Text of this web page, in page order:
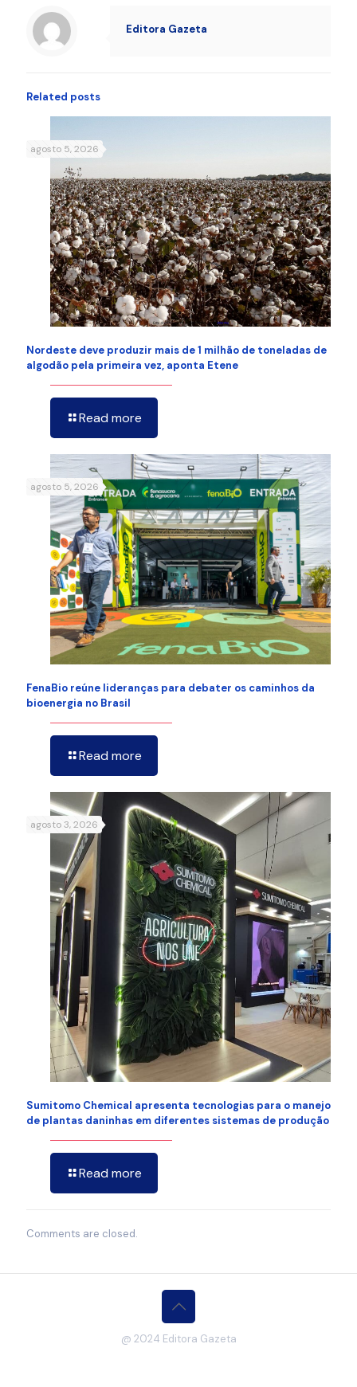
Editora Gazeta
Related posts
agosto 5, 2026
Nordeste deve produzir mais de 1 milhão de toneladas de
algodão pela primeira vez, aponta Etene
Read more
agosto 5, 2026
FenaBio reúne lideranças para debater os caminhos da
bioenergia no Brasil
Read more
agosto 3, 2026
Sumitomo Chemical apresenta tecnologias para o manejo
de plantas daninhas em diferentes sistemas de produção
Read more
Comments are closed.
@ 2024 Editora Gazeta